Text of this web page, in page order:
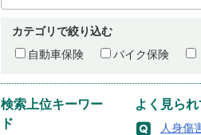
カテゴリで絞り込む
自動車保険
バイク保険
検索上位キーワー
ド
よく見ら
人身傷